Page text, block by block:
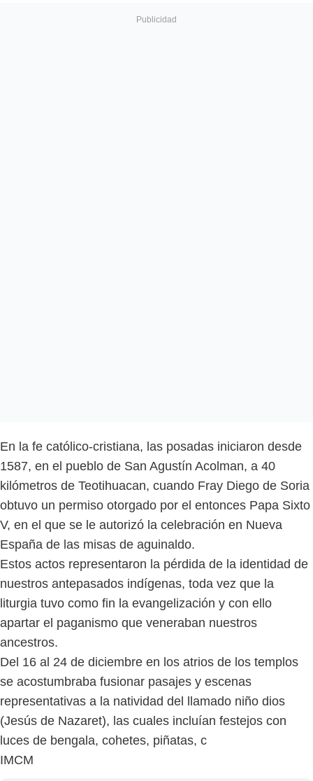
En la fe católico-cristiana, las posadas iniciaron desde
1587, en el pueblo de San Agustín Acolman, a 40
kilómetros de Teotihuacan, cuando Fray Diego de Soria
obtuvo un permiso otorgado por el entonces Papa Sixto
V, en el que se le autorizó la celebración en Nueva
España de las misas de aguinaldo.
Estos actos representaron la pérdida de la identidad de
nuestros antepasados indígenas, toda vez que la
liturgia tuvo como fin la evangelización y con ello
apartar el paganismo que veneraban nuestros
ancestros.
Del 16 al 24 de diciembre en los atrios de los templos
se acostumbraba fusionar pasajes y escenas
representativas a la natividad del llamado niño dios
(Jesús de Nazaret), las cuales incluían festejos con
luces de bengala, cohetes, piñatas, c
IMCM